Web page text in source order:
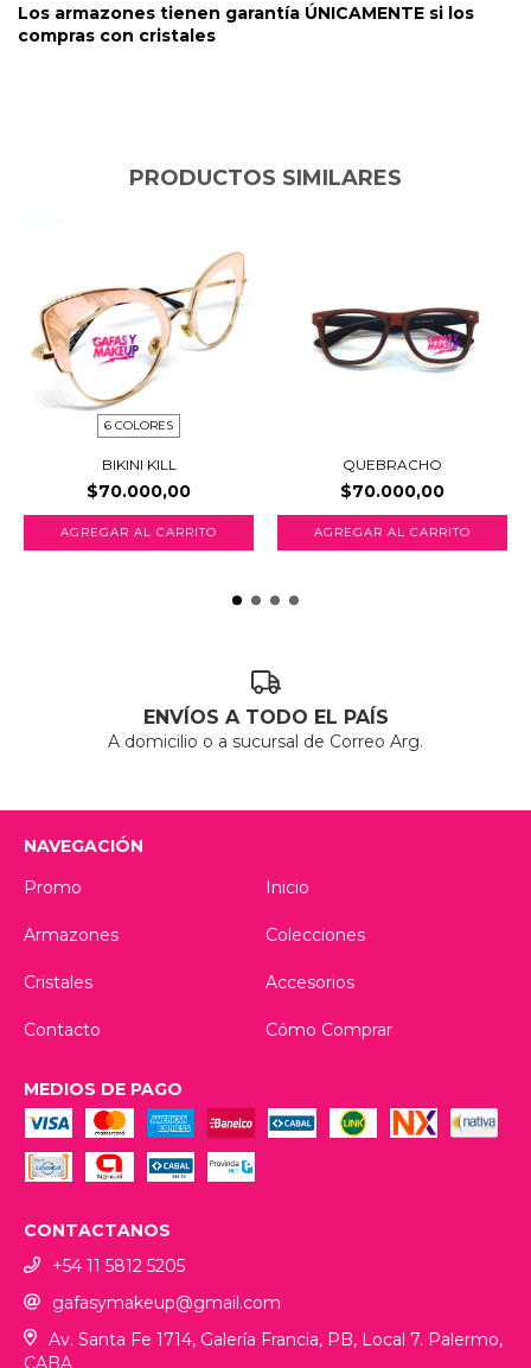
Los armazones tienen garantía ÚNICAMENTE si los
compras con cristales
PRODUCTOS SIMILARES
6 COLORES
BIKINI KILL
$70.000,00
AGREGAR AL CARRITO
QUEBRACHO
$70.000,00
AGREGAR AL CARRITO
ENVÍOS A TODO EL PAÍS
A domicilio o a sucursal de Correo Arg.
NAVEGACIÓN
Promo
Inicio
Armazones Colecciones
Cristales Accesorios
Contacto Cómo Comprar
MEDIOS DE PAGO
CONTACTANOS
+54 11 5812 5205
gafasymakeup@gmail.com
Av. Santa Fe 1714, Galería Francia, PB, Local 7. Palermo,